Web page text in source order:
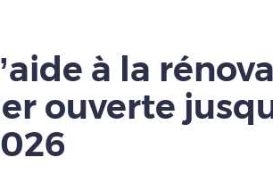
à la
ouverte